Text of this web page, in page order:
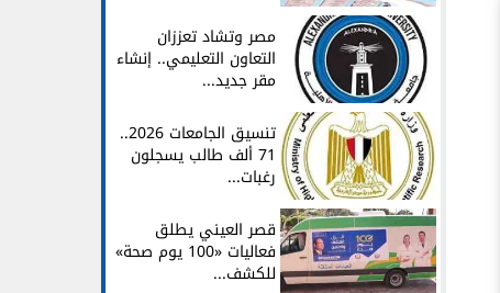
مصر وتشاد تعززان
التعاون التعليمي.. إنشاء
مقر جديد...
تنسيق الجامعات 2026..
71 ألف طالب يسجلون
رغبات...
قصر العيني يطلق
فعاليات «100 يوم صحة»
للكشف...